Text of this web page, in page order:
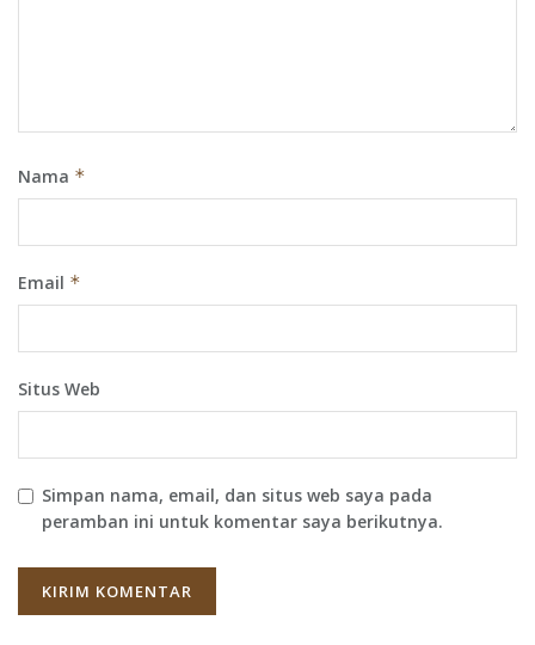
Nama *
Email *
Situs Web
Simpan nama, email, dan situs web saya pada
peramban ini untuk komentar saya berikutnya.